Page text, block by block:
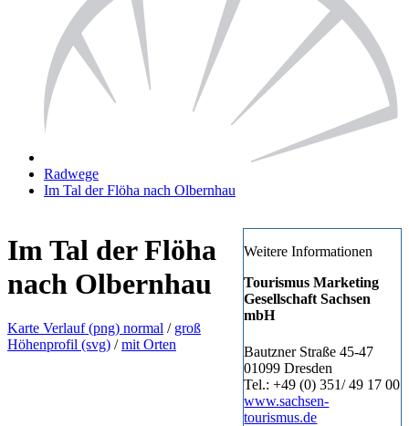
Radwege
Im Tal der Flöha nach Olbernhau
Weitere Informationen
Tourismus Marketing
Gesellschaft Sachsen
mbH
Bautzner Straße 45-47
01099 Dresden
Tel.: +49 (0) 351/ 49 17 00
www.sachsen-
tourismus.de
Im Tal der Flöha
nach Olbernhau
Karte Verlauf (png) normal / groß
Höhenprofil (svg) /mit Orten